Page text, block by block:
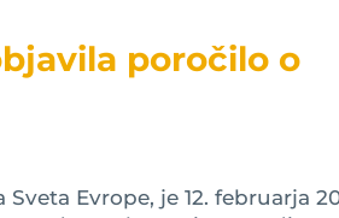
poročilo o
Evrope, je 12. februarja